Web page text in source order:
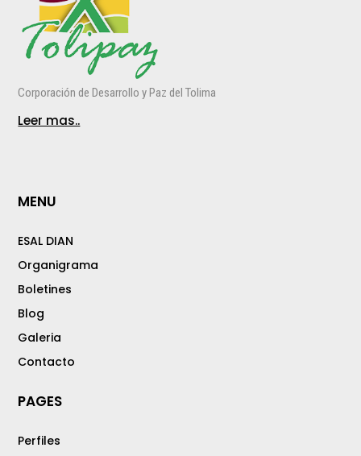
Corporación de Desarrollo y Paz del Tolima
Leer mas..
MENU
ESAL DIAN
Organigrama
Boletines
Blog
Galeria
Contacto
PAGES
Perfiles